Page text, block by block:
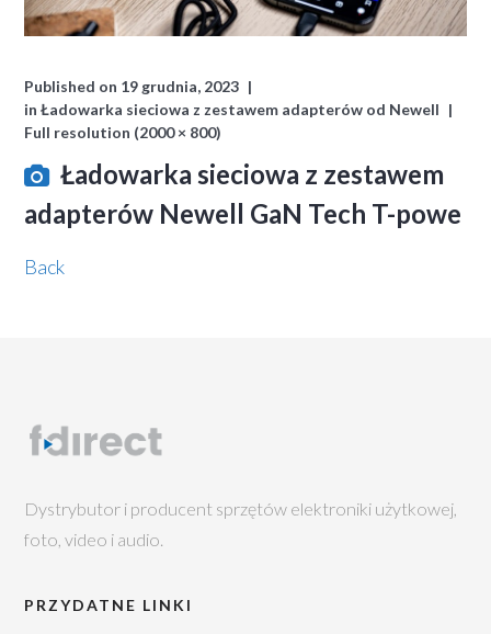
Published on 19 grudnia, 2023
inŁadowarka sieciowa z zestawem adapterów od Newell
Full resolution (2000 × 800)
Ładowarka sieciowa z zestawem
adapterów Newell GaN Tech T-powe
Back
Dystrybutor i producent sprzętów elektroniki użytkowej,
foto, video i audio.
PRZYDATNE LINKI